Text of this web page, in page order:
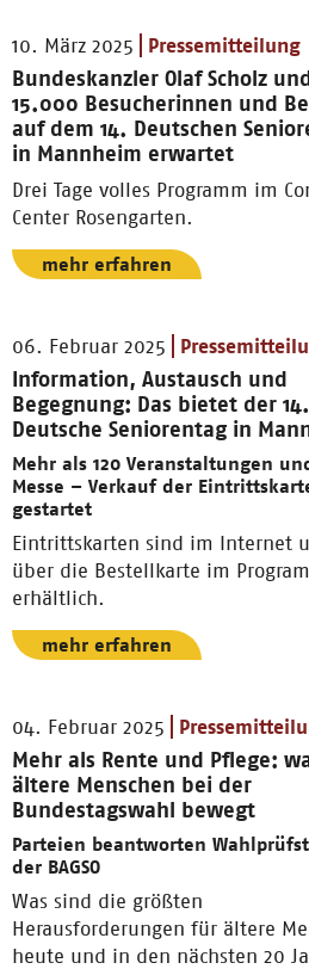
10. März 2025 Pressemitteilung
Bundeskanzler Olaf Scholz
15.000 Besucherinnen und
auf dem 14. Deutschen
in Mannheim erwartet
Drei Tage volles Programm im
Center Rosengarten.
mehr erfahren
06. Februar 2025
Information, Austausch und
Begegnung: Das bietet der 14.
Deutsche Seniorentag in
Mehr als 120 Veranstaltungen
Messe – Verkauf der
gestartet
Eintrittskarten sind im Internet
über die Bestellkarte im
erhältlich.
mehr erfahren
04. Februar 2025
Mehr als Rente und Pflege:
ältere Menschen bei der
Bundestagswahl bewegt
Parteien beantworten
der BAGSO
Was sind die größten
Herausforderungen für ältere
heute und in den nächsten 20